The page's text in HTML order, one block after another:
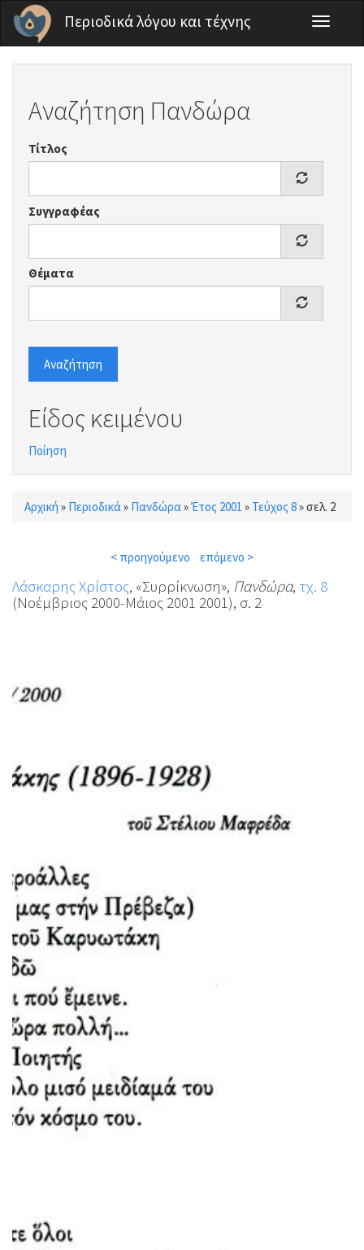
Παράκαμψη προς το κυρίως περιεχόμενο
Περιοδικά λόγου και τέχνης
Toggle
Αναζήτηση Πανδώρα
Τίτλος
Συγγραφέας
Θέματα
Αναζήτηση
Είδος κειμένου
Ποίηση
Είστε εδώ
Αρχική » Περιοδικά » Πανδώρα »Έτος 2001 » Τεύχος 8»σελ. 2
< προηγούμενο επόμενο >
Λάσκαρης Χρίστος, «Συρρίκνωση», Πανδώρα, τχ. 8
(Νοέμβριος 2000-Μάιος 2001 2001), σ. 2